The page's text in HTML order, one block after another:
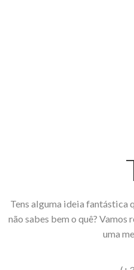
Tens alguma ideia fantástica
não sabes bem o quê?
uma